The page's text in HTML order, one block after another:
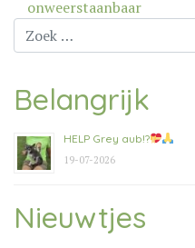
onweerstaanbaar
Zoek
naar:
Belangrijk
HELP Grey aub!?
19-07-2026
Nieuwtjes